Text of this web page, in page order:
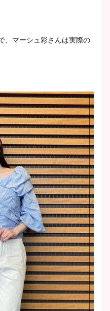
、マーシュ彩さんは実際の